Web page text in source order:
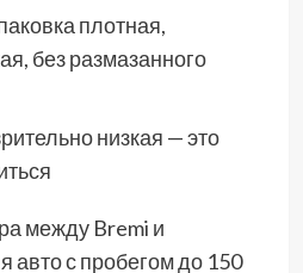
плотная,
без размазанного
низкая — это
между Bremi и
авто с пробегом до 150